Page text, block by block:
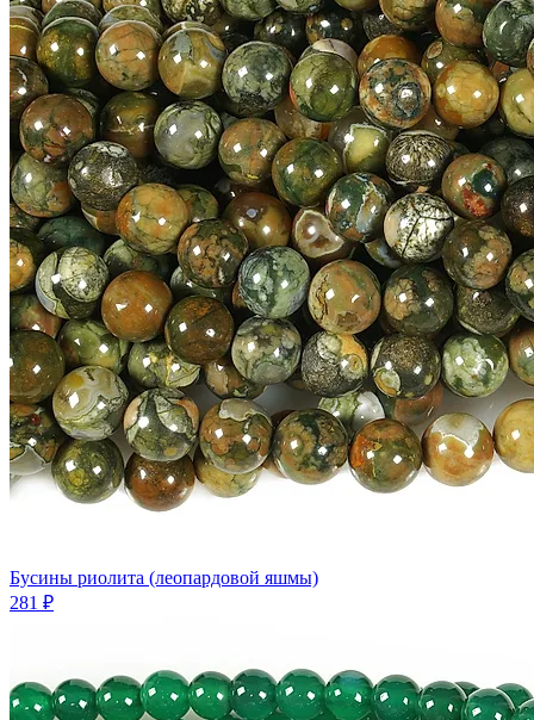
Бусины риолита (леопардовой яшмы)
281 ₽